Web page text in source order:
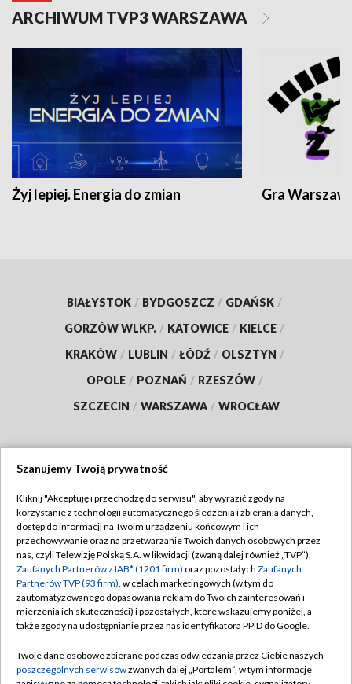
ARCHIWUM TVP3 WARSZAWA
Żyj lepiej. Energia do zmian Gra
BIAŁYSTOK / BYDGOSZCZ / GDAŃSK /
GORZÓW WLKP. / KATOWICE / KIELCE /
KRAKÓW / LUBLIN / ŁÓDŹ / OLSZTYN /
OPOLE / POZNAŃ / RZESZÓW /
SZCZECIN / WARSZAWA / WROCŁAW
TVP
Abonament TVP
Emisja w TVP
Centrum informacji TVP
Naziemna Telewizja Cyfrowa
Rada Programowa
Regulamin TVP
Polityka prywatności
Moje zgody
Pomoc
Kontakt
Szanujemy Twoją prywatność
Kliknij "Akceptuję i przechodzę do serwisu", aby wyrazić zgody na
korzystanie z technologii automatycznego śledzenia i zbierania danych,
dostęp do informacji na Twoim urządzeniu końcowym i ich
przechowywanie oraz na przetwarzanie Twoich danych osobowych przez
nas, czyli Telewizję Polską S.A. w likwidacji (zwaną dalej również „TVP”),
Zaufanych Partnerów z IAB* (1201 firm) oraz pozostałych Zaufanych
Partnerów TVP (93 firm), w celach marketingowych (w tym do
zautomatyzowanego dopasowania reklam do Twoich zainteresowań i
mierzenia ich skuteczności) i pozostałych, które wskazujemy poniżej, a
także zgody na udostępnianie przez nas identyfikatora PPID do Google.
Twoje dane osobowe zbierane podczas odwiedzania przez Ciebie naszych
poszczególnych serwisówzwanych dalej „Portalem”, w tym informacje